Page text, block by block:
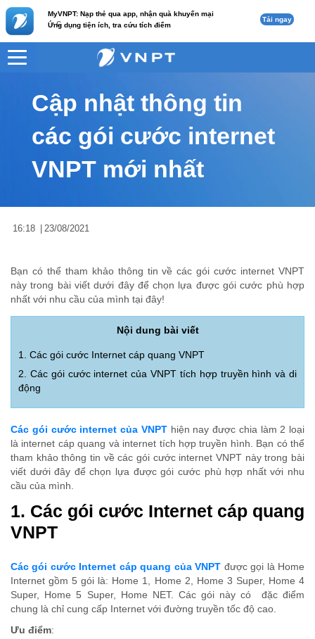
MyVNPT: Nạp thẻ qua app, nhận quà khuyến mại
Ứng dụng tiện ích, tra cứu tích điểm
c Tải ngay
VNPT Nội dung tin
Cập nhật thông tin
các gói cước internet
VNPT mới nhất
16:18 23/08/2021
Bạn có thể tham khảo thông tin về các gói cước internet VNPT
này trong bài viết dưới đây để chọn lựa được gói cước phù hợp
nhất với nhu cầu của mình tại đây!
Nội dung bài viết
1. Các gói cước Internet cáp quang VNPT
2. Các gói cước internet của VNPT tích hợp truyền hình và di
động
Các gói cước internet của VNPThiện nay được chia làm 2 loại
là internet cáp quang và internet tích hợp truyền hình. Bạn có thể
tham khảo thông tin về các gói cước internet VNPT này trong bài
viết dưới đây để chọn lựa được gói cước phù hợp nhất với nhu
cầu của mình.
1. Các gói cước Internet cáp quang
VNPT
Các gói cước Internet cáp quang của VNPT được gọi là Home
Internet gồm 5 gói là: Home 1, Home 2, Home 3 Super, Home 4
Super, Home 5 Super, Home NET. Các gói này có đặc điểm
chung là chỉ cung cấp Internet với đường truyền tốc độ cao.
Ưu điểm: